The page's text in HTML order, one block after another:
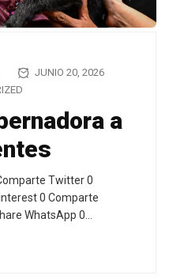
JUNIO 20, 2026
a
Twitter 0
0 Comparte
WhatsApp 0…